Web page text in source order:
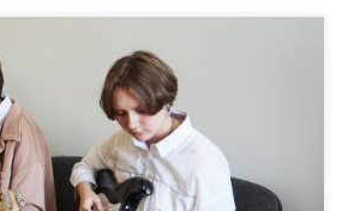
ансамбль получил свое развитие
благодаря реализации мероприятия
дополнительного образования детей в
типов для реализации